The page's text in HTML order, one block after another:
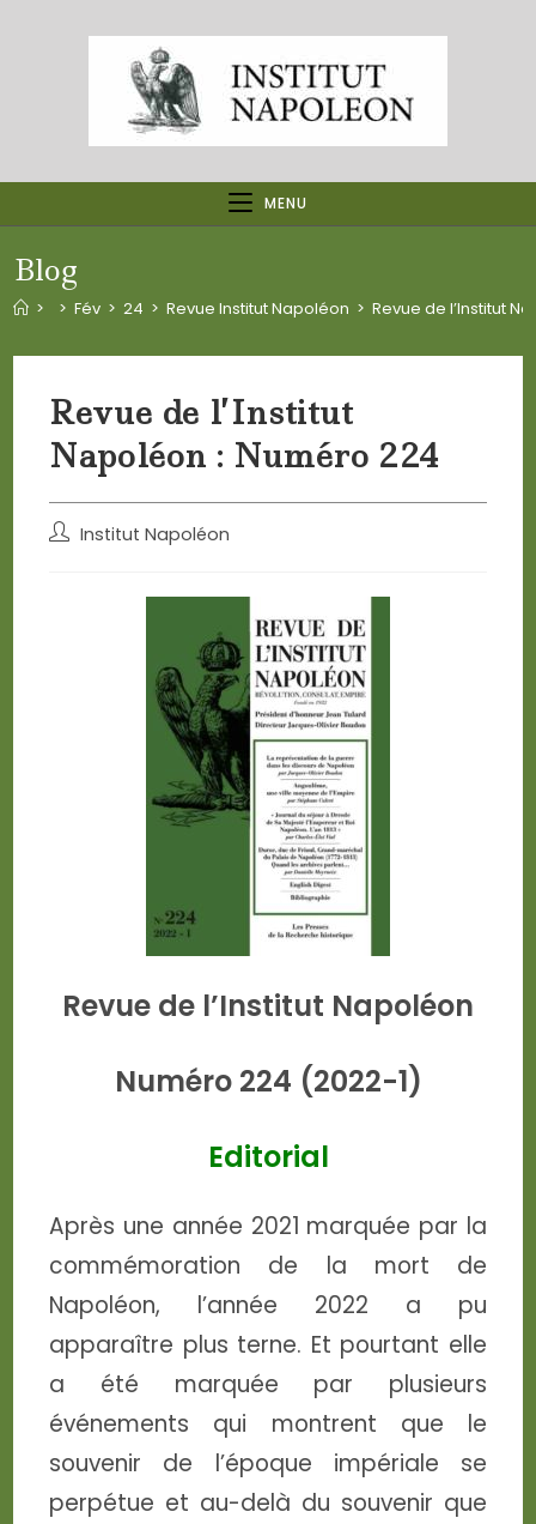
MENU
Blog
> > Fév > 24 > Revue Institut Napoléon > Revue de l’Institut
Revue de l’Institut
Napoléon : Numéro 224
PostInstitut Napoléon
Revue de l’Institut Napoléon
Numéro 224 (2022-1)
Editorial
Après une année 2021 marquée par la
commémoration de la mort de
Napoléon, l’année 2022 a pu
apparaître plus terne. Et pourtant elle
a été marquée par plusieurs
événements qui montrent que le
souvenir de l’époque impériale se
perpétue et au-delà du souvenir que